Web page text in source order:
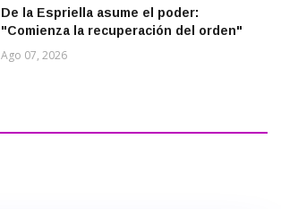
De la Espriella asume el poder:
"Comienza la recuperación del orden"
Ago 07, 2026